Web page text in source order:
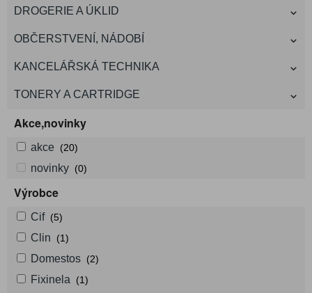
DROGERIE A ÚKLID
OBČERSTVENÍ, NÁDOBÍ
KANCELÁŘSKÁ TECHNIKA
TONERY A CARTRIDGE
Akce,novinky
akce (20)
novinky (0)
Výrobce
Cif (5)
Clin (1)
Domestos (2)
Fixinela (1)